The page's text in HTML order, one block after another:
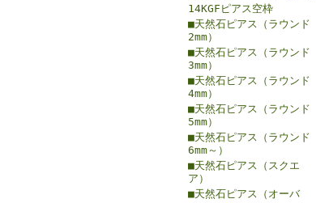
14KGFピアス空枠
■天然石ピアス（ラウンド
2mm）
■天然石ピアス（ラウンド
3mm）
■天然石ピアス（ラウンド
4mm）
■天然石ピアス（ラウンド
5mm）
■天然石ピアス（ラウンド
6mm～）
■天然石ピアス（スクエ
ア）
■天然石ピアス（オーバ